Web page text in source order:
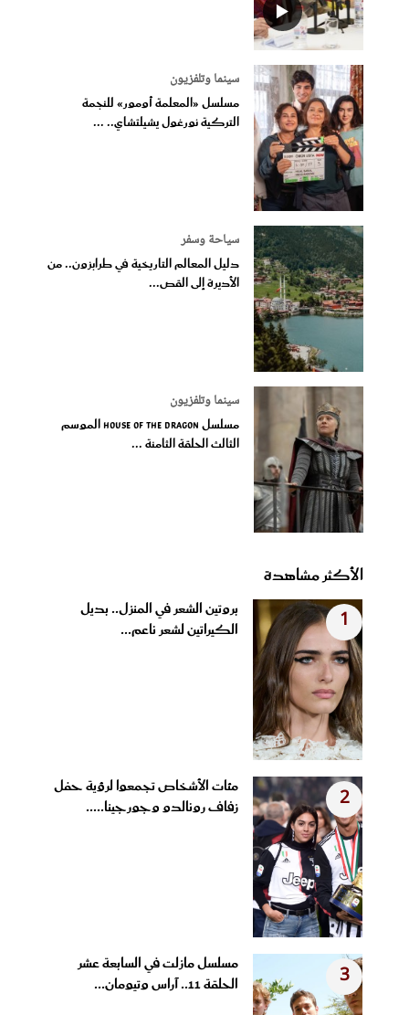
سينما وتلفزيون
مسلسل «المعلمة أومور» للنجمة
التركية نورغول يشيلتشاي.. ...
سياحة وسفر
دليل المعالم التاريخية في طرابزون.. من
الأديرة إلى القص...
سينما وتلفزيون
مسلسل House of the Dragon الموسم
الثالث الحلقة الثامنة ...
الأكثر مشاهدة
1
بروتين الشعر في المنزل.. بديل
الكيراتين لشعر ناعم...
2
مئات الأشخاص تجمعوا لرؤية حفل
زفاف رونالدو وجورجينا.....
3
مسلسل مازلت في السابعة عشر
الحلقة 11.. آراس وتيومان...